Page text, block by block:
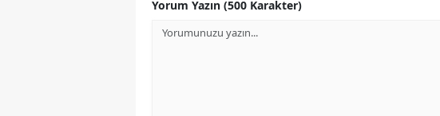
Yorum Yazın (500 Karakter)